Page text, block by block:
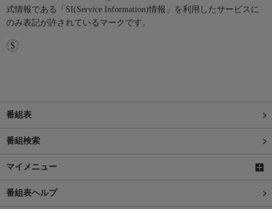
式情報である「SI(Service Information)情報」を利用したサービスに
のみ表記が許されているマークです。
番組表
番組検索
マイメニュー
番組表ヘルプ